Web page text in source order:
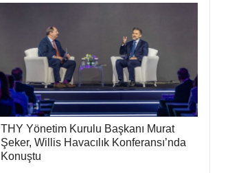
THY Yönetim Kurulu Başkanı Murat
Şeker, Willis Havacılık Konferansı’nda
Konuştu